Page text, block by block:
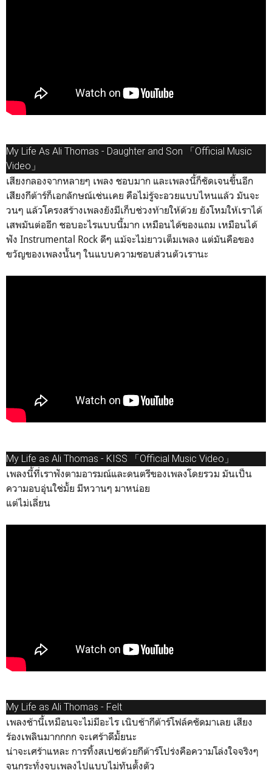
My Life As Ali Thomas - Daughter and Son 「Official Music
Video」
เสียงกลองจากหลายๆ เพลง ชอบมาก และเพลงนี้ก็ชัดเจนขึ้นอีก
เสียงกีต้าร์ก็เอกลักษณ์เช่นเคย คือไม่รู้จะอวยแบบไหนแล้ว มันจะ
วนๆ แล้วโครงสร้างเพลงยังมีเก็บช่วงท้ายให้ด้วย ยังโหมให้เราได้
เสพมันต่ออีก ชอบอะไรแบบนี้มาก เหมือนได้ของแถม เหมือนได้
ฟัง Instrumental Rock ดีๆ แม้จะไม่ยาวเต็มเพลง แต่มันคือของ
ขวัญของเพลงนั้นๆ ในแบบความชอบส่วนตัวเรานะ
My Life as Ali Thomas - KISS 「Official Music Video」
เพลงนี้ที่เราฟังตามอารมณ์และดนตรีของเพลงโดยรวม มันเป็น
ความอบอุ่นใช่มั้ย มีหวานๆ มาหน่อย
แต่ไม่เลี่ยน
My Life as Ali Thomas - Felt
เพลงช้านี้เหมือนจะไม่มีอะไร เนิบช้ากีต้าร์โฟล์คชัดมาเลย เสียง
ร้องเพลินมากกกก จะเศร้าดีมั้ยนะ
น่าจะเศร้าแหละ การทิ้งสเปซด้วยกีต้าร์โปร่งคือความโล่งใจจริงๆ
จนกระทั่งจบเพลงไปแบบไม่ทันตั้งตัว